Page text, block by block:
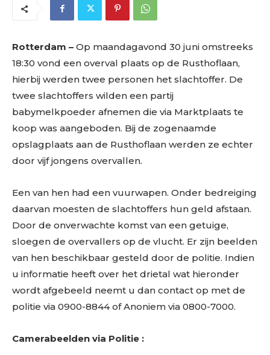
Rotterdam – Op maandagavond 30 juni omstreeks
18:30 vond een overval plaats op de Rusthoflaan,
hierbij werden twee personen het slachtoffer. De
twee slachtoffers wilden een partij
babymelkpoeder afnemen die via Marktplaats te
koop was aangeboden. Bij de zogenaamde
opslagplaats aan de Rusthoflaan werden ze echter
door vijf jongens overvallen.
Een van hen had een vuurwapen. Onder bedreiging
daarvan moesten de slachtoffers hun geld afstaan.
Door de onverwachte komst van een getuige,
sloegen de overvallers op de vlucht. Er zijn beelden
van hen beschikbaar gesteld door de politie. Indien
u informatie heeft over het drietal wat hieronder
wordt afgebeeld neemt u dan contact op met de
politie via 0900-8844 of Anoniem via 0800-7000.
Camerabeelden via Politie :